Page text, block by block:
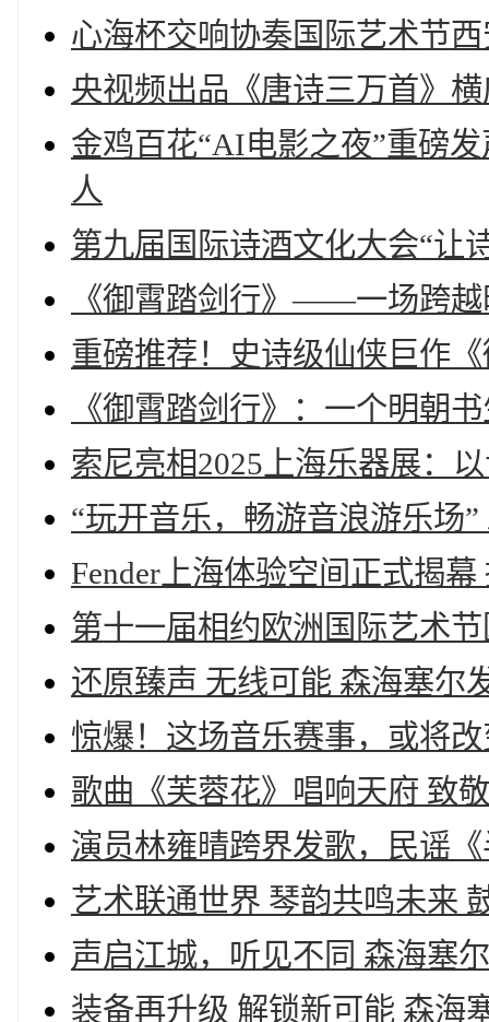
心海杯交响协奏国际艺术节
央视频出品《唐诗三万首》
金鸡百花“AI电影之夜”重磅
人
第九届国际诗酒文化大会“让
《御霄踏剑行》——一场跨
重磅推荐！史诗级仙侠巨作
《御霄踏剑行》：一个明朝
索尼亮相2025上海乐器展：
“玩开音乐，畅游音浪游乐场
Fender上海体验空间正式揭
第十一届相约欧洲国际艺术
还原臻声 无线可能 森海塞尔
惊爆！这场音乐赛事，或将
歌曲《芙蓉花》唱响天府 致
演员林雍晴跨界发歌，民谣
艺术联通世界 琴韵共鸣未来
声启江城，听见不同 森海塞
装备再升级 解锁新可能 森海